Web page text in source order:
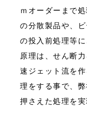
ｍオーダーまで
の分散製品や、
の投入前処理等
原理は、せん断
速ジェット流を
理をする事で、
押さえた処理を実